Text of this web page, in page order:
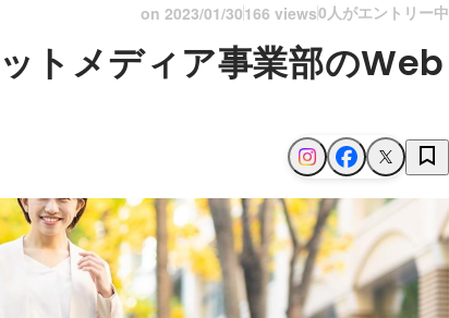
on 2023/01/30166 views0人がエントリー中
トメディア事業部のWeb